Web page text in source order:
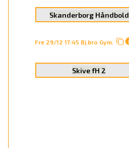
Skanderborg Håndbold
Fre 29/12 17:45 Bj.bro Gym.
Skive fH 2